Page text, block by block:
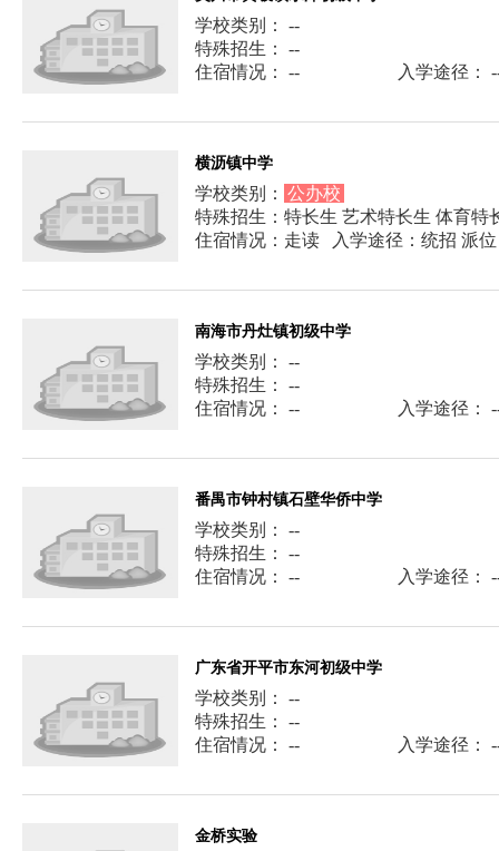
学校类别： --
特殊招生： --
住宿情况： --
入学途径：
横沥镇中学
学校类别： 公办校
特殊招生：特长生 艺术特长生 体育特
住宿情况：走读
入学途径：统招 派
南海市丹灶镇初级中学
学校类别： --
特殊招生： --
住宿情况： --
入学途径：
番禺市钟村镇石壁华侨中学
学校类别： --
特殊招生： --
住宿情况： --
入学途径：
广东省开平市东河初级中学
学校类别： --
特殊招生： --
住宿情况： --
入学途径：
金桥实验